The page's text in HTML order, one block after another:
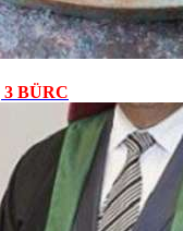
3 BÜRC